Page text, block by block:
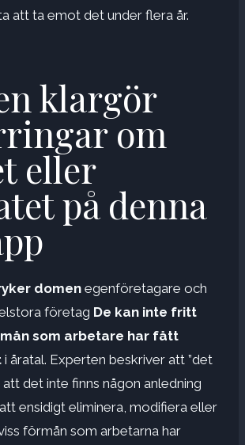
att ta emot det under flera år.
klargör
om
eller
på denna
domen egenföretagare och
företag De kan inte fritt
som arbetare har fått
i åratal. Experten beskriver att ”det
det inte finns någon anledning
ensidigt eliminera, modifiera eller
förmån som arbetarna har